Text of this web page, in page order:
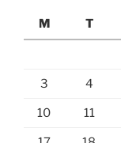
M
T
3 4
10 11